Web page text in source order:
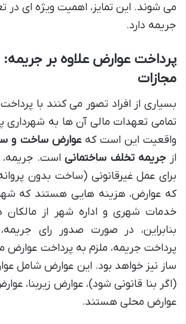
می شوند. این تمایز، اهمیت ویژه ای در
جریمه دارد.
پرداخت عوارض علاوه بر جریمه:
مجازات
تمامی تعهدات مالی آن ها به شهرداری
واقعیت این است کهعوارض ساخت و
ازجریمه تخلف ساختمانیاست. جریمه،
برای عمل غیرقانونی (ساخت بدون
که عوارض، هزینه هایی هستند که
خدمات شهری و اداره شهر از مالکان
بنابراین، در صورت صدور رای
پرداخت جریمه، ملزم به پرداخت
ساز نیز خواهد بود. این عوارض شامل
(اگر بنا قانونی شود)، عوارض زیربنا،
عوارض محلی هستند.